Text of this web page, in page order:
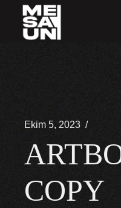
İçeriğe
Ekim 5, 2023
COPY